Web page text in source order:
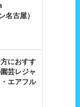
名古屋）
におすす
芸レジャ
エアフル